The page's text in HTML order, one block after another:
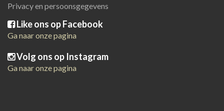
Privacy en persoonsgegevens
Like ons op Facebook
Ga naar onze pagina
Volg ons op Instagram
Ga naar onze pagina